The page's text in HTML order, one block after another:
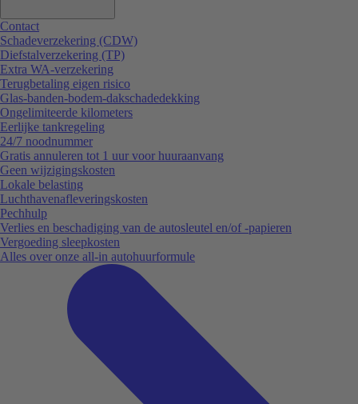
Contact
Schadeverzekering (CDW)
Diefstalverzekering (TP)
Extra WA-verzekering
Terugbetaling eigen risico
Glas-banden-bodem-dakschadedekking
Ongelimiteerde kilometers
Eerlijke tankregeling
24/7 noodnummer
Gratis annuleren tot 1 uur voor huuraanvang
Geen wijzigingskosten
Lokale belasting
Luchthavenafleveringskosten
Pechhulp
Verlies en beschadiging van de autosleutel en/of -papieren
Vergoeding sleepkosten
Alles over onze all-in autohuurformule